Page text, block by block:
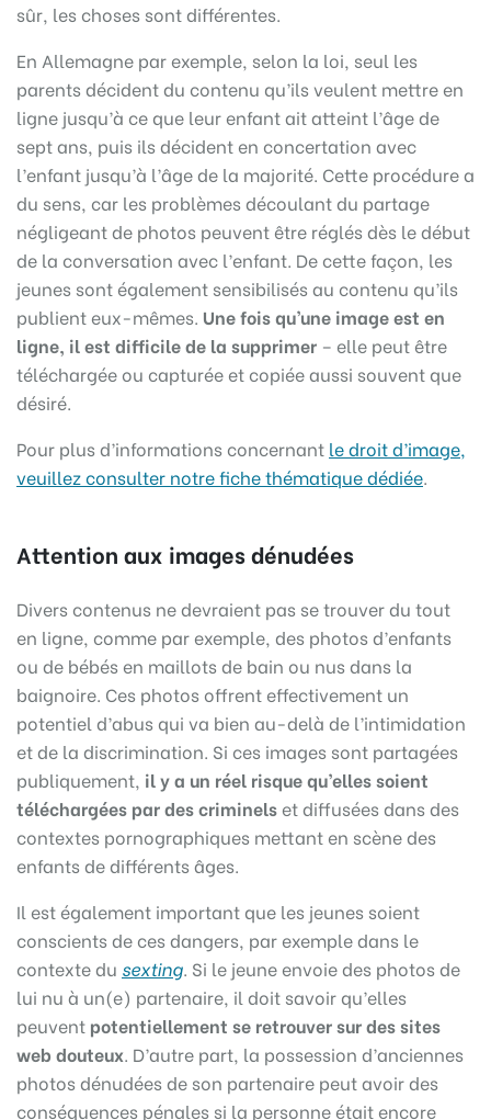
sûr, les choses sont différentes.
En Allemagne par exemple, selon la loi, seul les
parents décident du contenu qu’ils veulent mettre en
ligne jusqu’à ce que leur enfant ait atteint l’âge de
sept ans, puis ils décident en concertation avec
l’enfant jusqu’à l’âge de la majorité. Cette procédure a
du sens, car les problèmes découlant du partage
négligeant de photos peuvent être réglés dès le début
de la conversation avec l’enfant. De cette façon, les
jeunes sont également sensibilisés au contenu qu’ils
publient eux-mêmes. Une fois qu’une image est en
ligne, il est difficile de la supprimer – elle peut être
téléchargée ou capturée et copiée aussi souvent que
désiré.
Pour plus d’informations concernant le droit d’image,
veuillez consulter notre fiche thématique dédiée.
Attention aux images dénudées
Divers contenus ne devraient pas se trouver du tout
en ligne, comme par exemple, des photos d’enfants
ou de bébés en maillots de bain ou nus dans la
baignoire. Ces photos offrent effectivement un
potentiel d’abus qui va bien au-delà de l’intimidation
et de la discrimination. Si ces images sont partagées
publiquement, il y a un réel risque qu’elles soient
téléchargées par des criminels et diffusées dans des
contextes pornographiques mettant en scène des
enfants de différents âges.
Il est également important que les jeunes soient
conscients de ces dangers, par exemple dans le
contexte du sexting. Si le jeune envoie des photos de
lui nu à un(e) partenaire, il doit savoir qu’elles
peuvent potentiellement se retrouver sur des sites
web douteux. D’autre part, la possession d’anciennes
photos dénudées de son partenaire peut avoir des
conséquences pénales si la personne était encore